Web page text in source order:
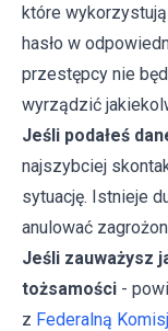
które
hasło w
przestępcy nie
wyrządzić
Jeśli podałeś
najszybciej
sytuację. Istnieje
anulować
Jeśli zauważysz
tożsamości -
z Federalną